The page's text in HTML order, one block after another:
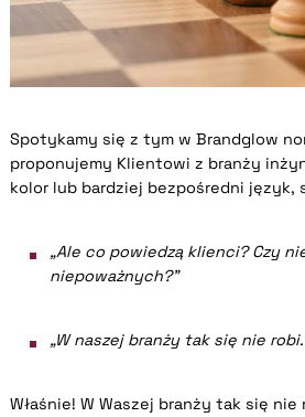
Spotykamy się z tym w Brandglow
proponujemy Klientowi z branży
kolor lub bardziej bezpośredni język,
„Ale co powiedzą klienci? Czy
niepoważnych?”
„W naszej branży tak się nie
Właśnie! W Waszej branży tak się nie